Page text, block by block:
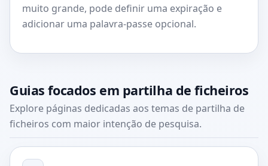
muito grande, pode definir uma expiração e
adicionar uma palavra-passe opcional.
Guias focados em partilha de ficheiros
Explore páginas dedicadas aos temas de partilha de
ficheiros com maior intenção de pesquisa.